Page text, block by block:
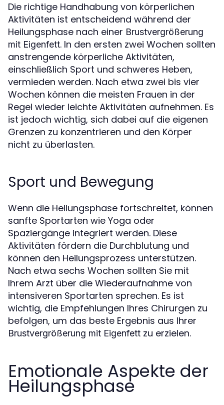
Die richtige Handhabung von körperlichen
Aktivitäten ist entscheidend während der
Heilungsphase nach einer Brustvergrößerung
mit Eigenfett. In den ersten zwei Wochen sollten
anstrengende körperliche Aktivitäten,
einschließlich Sport und schweres Heben,
vermieden werden. Nach etwa zwei bis vier
Wochen können die meisten Frauen in der
Regel wieder leichte Aktivitäten aufnehmen. Es
ist jedoch wichtig, sich dabei auf die eigenen
Grenzen zu konzentrieren und den Körper
nicht zu überlasten.
Sport und Bewegung
Wenn die Heilungsphase fortschreitet, können
sanfte Sportarten wie Yoga oder
Spaziergänge integriert werden. Diese
Aktivitäten fördern die Durchblutung und
können den Heilungsprozess unterstützen.
Nach etwa sechs Wochen sollten Sie mit
Ihrem Arzt über die Wiederaufnahme von
intensiveren Sportarten sprechen. Es ist
wichtig, die Empfehlungen Ihres Chirurgen zu
befolgen, um das beste Ergebnis aus Ihrer
Brustvergrößerung mit Eigenfett zu erzielen.
Emotionale Aspekte der
Heilungsphase